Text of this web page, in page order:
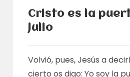
Cristo es la
julio
Volvió, pues, Jesús a
cierto os digo: Yo soy la